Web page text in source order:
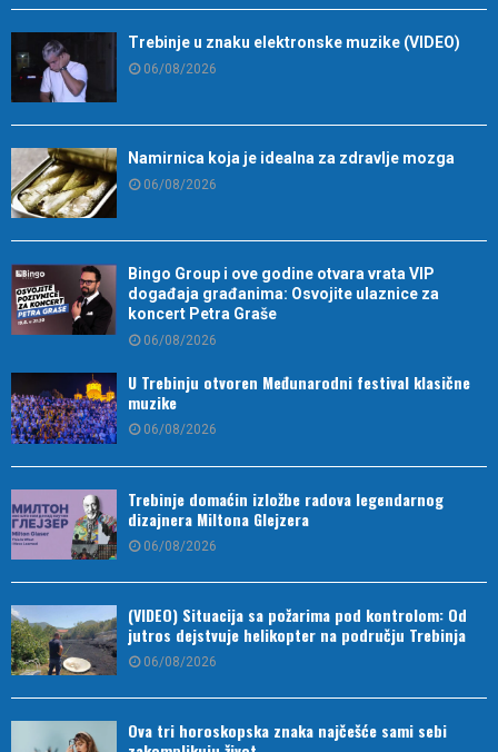
Trebinje u znaku elektronske muzike (VIDEO)
06/08/2026
Namirnica koja je idealna za zdravlje mozga
06/08/2026
Bingo Group i ove godine otvara vrata VIP
događaja građanima: Osvojite ulaznice za
koncert Petra Graše
06/08/2026
U Trebinju otvoren Međunarodni festival klasične
muzike
06/08/2026
Trebinje domaćin izložbe radova legendarnog
dizajnera Miltona Glejzera
06/08/2026
(VIDEO) Situacija sa požarima pod kontrolom: Od
jutros dejstvuje helikopter na području Trebinja
06/08/2026
Ova tri horoskopska znaka najčešće sami sebi